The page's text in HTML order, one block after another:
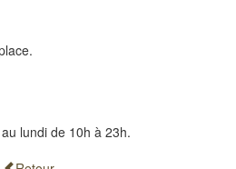
lundi de 10h à 23h.